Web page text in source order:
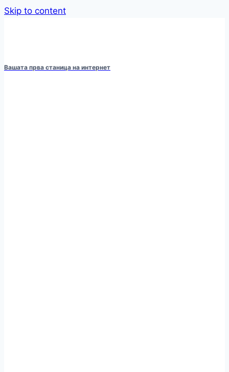
Skip to content
Вашата прва станица на интернет